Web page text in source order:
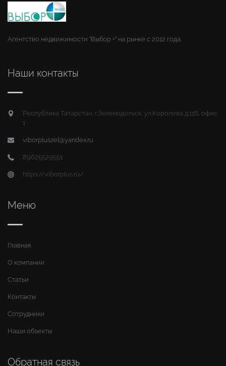
Агентство недвижимости "Выбор +" на рынке с 2012 года.
Наши контакты
Республика Татарстан, г.Зеленодольск, ул.Королева д.11Б, офис
1
viborpluszel@yandex.ru
89625529551
https://viborplus.ru/
Меню
Главная
О компании
Статьи
Контакты
Сотрудники
Наши объекты
Обратная связь